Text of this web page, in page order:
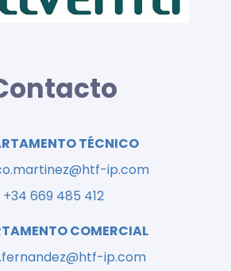
TÉCNICO
ip.com
+34 669 485 412
COMERCIAL
ip.com